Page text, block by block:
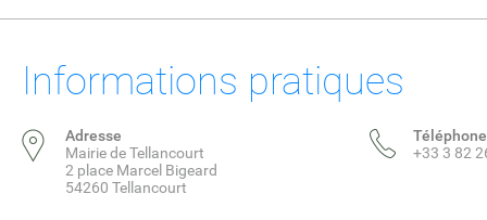
Informations pratiques
Adresse
Mairie de Tellancourt
2 place Marcel Bigeard
54260 Tellancourt
Téléphone
+33 3 82